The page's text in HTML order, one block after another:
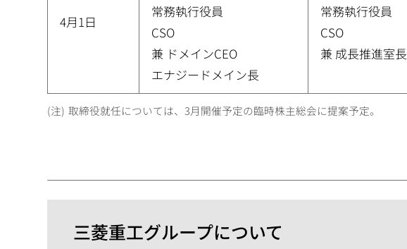
4月1日
常務執行役員
CSO
兼 ドメインCEO
エナジードメイン長
常務執行役員
CSO
兼 成長推進室長
取締役就任については、3月開催予定の臨時株主総会に提案予定。
三菱重工グループについて